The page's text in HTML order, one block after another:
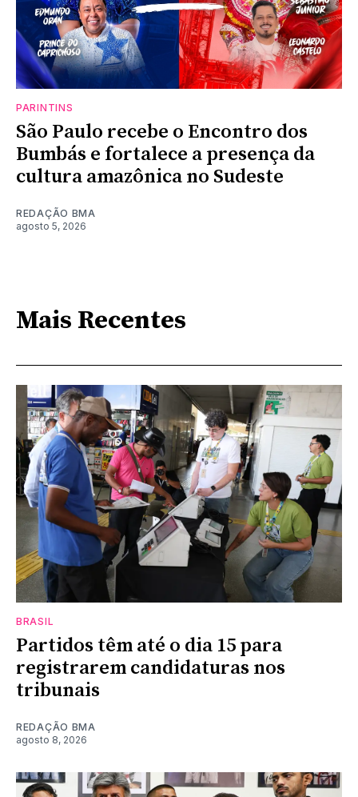
PARINTINS
São Paulo recebe o Encontro dos
Bumbás e fortalece a presença da
cultura amazônica no Sudeste
REDAÇÃO BMA
agosto 5, 2026
Mais Recentes
BRASIL
Partidos têm até o dia 15 para
registrarem candidaturas nos
tribunais
REDAÇÃO BMA
agosto 8, 2026